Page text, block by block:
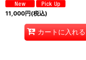
11,000円(税込)
カートに入れる